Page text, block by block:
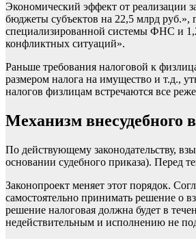
Экономический эффект от реализации
бюджеты субъектов на 22,5 млрд руб.»,
специализированной системы ФНС и
конфликтных ситуаций».
Раньше требования налоговой к
размером налога на имущество и т.д.,
налогов физлицам встречаются все
Механизм внесудебного
По действующему законодательству,
основании судебного приказа). Перед
Законопроект меняет этот порядок.
самостоятельно принимать решение о
решение налоговая должна будет в
недействительным и исполнению не